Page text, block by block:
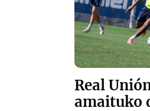
Real
amaituko